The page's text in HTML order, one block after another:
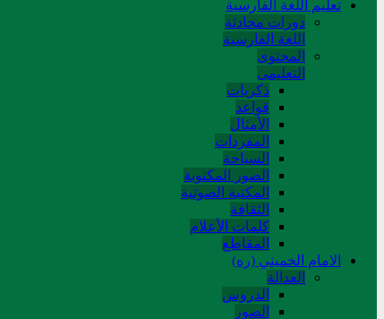
تعلیم اللغة الفارسیة
دورات محادثة
اللغة الفارسیة
المحتوی
التعلیمی
ذکریات
قواعد
الأمثال
المفردات
السیاحة
الصور المکتوبة
المکتبة الصوتیة
الثقافة
کلمات الأعلام
المقاطع
الامام الخميني (ره)
العدالة
الدروس
الصور